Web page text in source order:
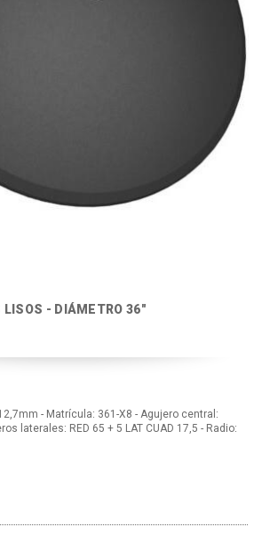
LISOS - DIÁMETRO 36"
- Matrícula: 361-X8 - Agujero central:
laterales: RED 65 + 5 LAT CUAD 17,5 - Radio: